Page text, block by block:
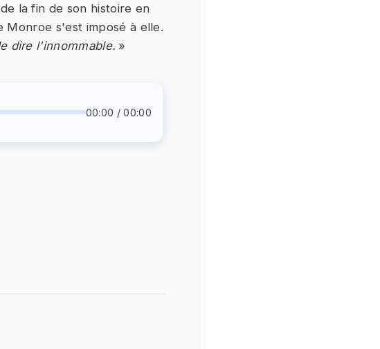
la fin de son histoire en
s'est imposé à elle.
dire l'innommable. »
00:00 / 00:00